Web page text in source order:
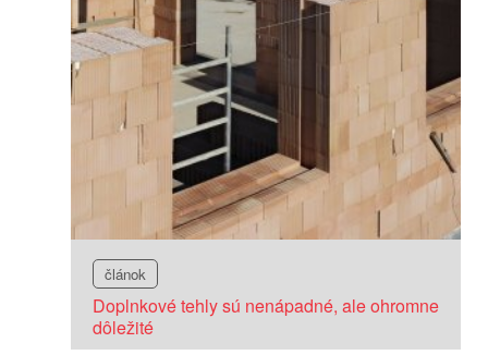
článok
Doplnkové tehly sú nenápadné, ale ohromne
dôležité